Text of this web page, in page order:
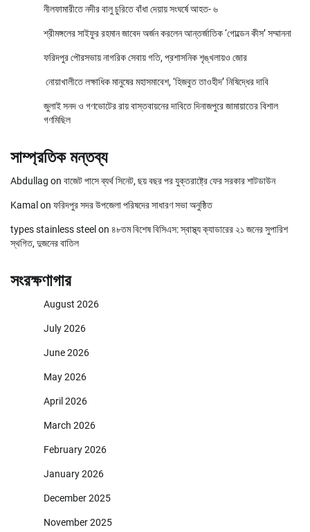
নীলফামারীতে নদীর বালু চুরিতে বাঁধা দেয়ায় সংঘর্ষে আহত- ৬
শ্রীমঙ্গলের সাইফুর রহমান জাবেদ অর্জন করলেন আন্তর্জাতিক ‘গোল্ডেন কীস’ সম্মাননা
ফরিদপুর পৌরসভায় নাগরিক সেবায় গতি, প্রশাসনিক শৃঙ্খলায়ও জোর
নোয়াখালীতে লক্ষাধিক মানুষের মহাসমাবেশ, ‘হিজবুত তাওহীদ’ নিষিদ্ধের দাবি
জুলাই সনদ ও গণভোটের রায় বাস্তবায়নের দাবিতে দিনাজপুরে জামায়াতের বিশাল
গণমিছিল
সাম্প্রতিক মন্তব্য
Abdullag on বাজেট পাসে ব্যর্থ সিনেট, ছয় বছর পর যুক্তরাষ্ট্রে ফের সরকার শাটডাউন
Kamal on ফরিদপুর সদর উপজেলা পরিষদের সাধারণ সভা অনুষ্ঠিত
types stainless steel on ৪৮তম বিশেষ বিসিএস: স্বাস্থ্য ক্যাডারের ২১ জনের সুপারিশ
স্থগিত, দুজনের বাতিল
সংরক্ষণাগার
August 2026
July 2026
June 2026
May 2026
April 2026
March 2026
February 2026
January 2026
December 2025
November 2025